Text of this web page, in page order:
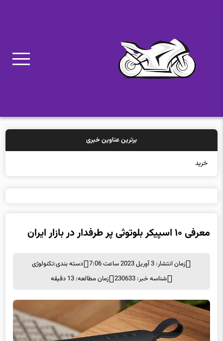
برترین عناوین خبری
خرید بیمه: سنتی ی
معرفی ۱۰ اسپیکر بلوتوثی پر طرفدار در بازار ایران
زمان انتشار: 3 آوریل 2023 ساعت 7:06 دسته بندی:تکنولوژی
شناسه خبر: 230633
زمان مطالعه: 13 دقیقه